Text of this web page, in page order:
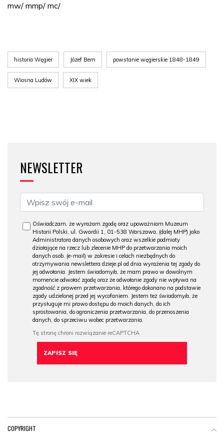
mw/ mmp/ mc/
historia Węgier Józef Bem powstanie węgierskie 1848-1849
Wiosna Ludów XIX wiek
NEWSLETTER
Oświadczam, że wyrażam zgodę oraz upoważniam Muzeum
Historii Polski, ul. Gwardii 1, 01-538 Warszawa, (dalej MHP) jako
Administratora danych osobowych oraz wszelkie podmioty
działające na rzecz lub zlecenie MHP do przetwarzania moich
danych osob. (e-mail) w zakresie i celach niezbędnych do
otrzymywania newslettera dzieje.pl od dnia wyrażenia tej zgody do
jej odwołania. Jestem świadomy/a, że mam prawo w dowolnym
momencie odwołać zgodę oraz że odwołanie zgody nie wpływa na
zgodność z prawem przetwarzania, którego dokonano na podstawie
zgody udzielonej przed jej wycofaniem. Jestem też świadomy/a, że
przysługuje mi prawo dostępu do moich danych, do ich
sprostowania, do ograniczenia przetwarzania, do przenoszenia
danych, do sprzeciwu wobec przetwarzania.
COPYRIGHT